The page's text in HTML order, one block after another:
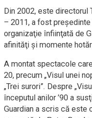
Din 2002, este directorul
– 2011, a fost preşedinte
organizaţie înfiinţată de
afinităţi şi momente
A montat spectacole
20, precum „Visul unei
„Trei surori”. Despre
începutul anilor ’90 a
Guardian a scris că este